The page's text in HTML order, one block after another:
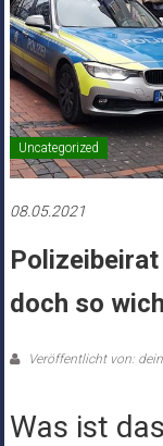
Uncategorized
08.05.2021
doch so
Veröffentlicht von:
Was ist